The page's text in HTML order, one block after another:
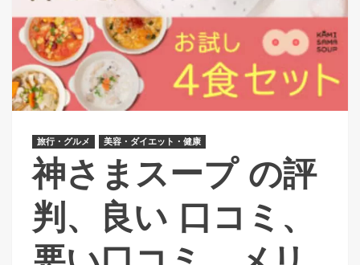
旅行・グルメ 美容・ダイエット・健康
神さまスープ の評
判、良い 口コミ、